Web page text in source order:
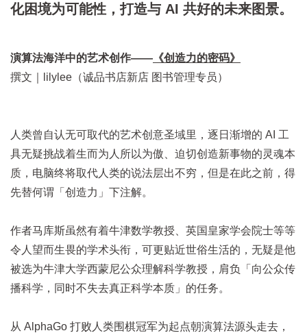
化困境为可能性，打造与 AI 共好的未来图景。
演算法海洋中的艺术创作—— 《创造力的密码》
撰文｜lilylee（诚品书店新店 图书管理专员）
人类曾自认无可取代的艺术创意圣域里，逐日渐增的 AI 工
具无疑挑战着生而为人所以为傲、迫切创造新事物的灵魂本
质，电脑终将取代人类的说法层出不穷，但是在此之前，得
先替何谓「创造力」下注解。
作者马库斯虽然有着牛津数学教授、英国皇家学会院士等等
令人望而生畏的学术头衔，可更贴近世俗生活的，无疑是他
被选为牛津大学西蒙尼公众理解科学教授，肩负「向公众传
播科学，同时不失去真正科学本质」的任务。
从 AlphaGo 打败人类围棋冠军为起点朝演算法源头走去，